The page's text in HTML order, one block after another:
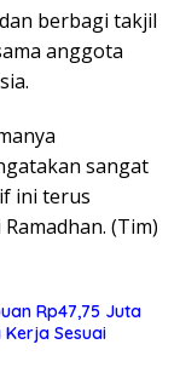
berbagi takjil
anggota
sangat
ini terus
(Tim)
Rp47,75 Juta
Kerja Sesuai